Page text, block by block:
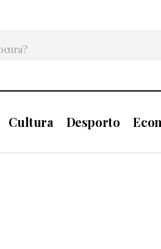
Cultura Desporto